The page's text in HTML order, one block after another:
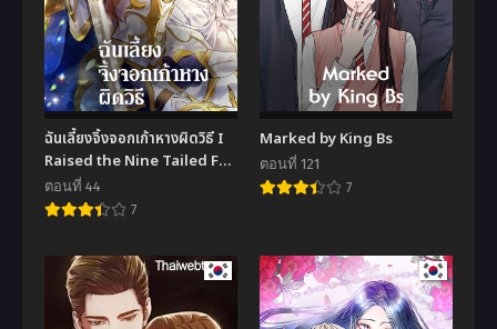
ฉันเลี้ยงจิ้งจอกเก้าหางผิดวิธี I
Raised the Nine Tailed Fox
Wrongly
ตอนที่ 44
7
Marked by King Bs
ตอนที่ 121
7